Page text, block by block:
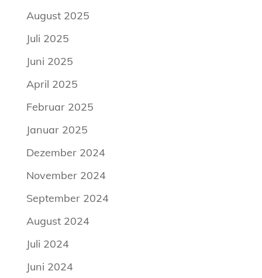
August 2025
Juli 2025
Juni 2025
April 2025
Februar 2025
Januar 2025
Dezember 2024
November 2024
September 2024
August 2024
Juli 2024
Juni 2024